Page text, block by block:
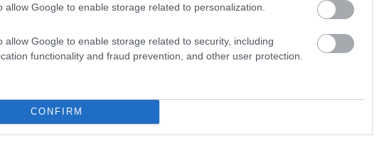
allow Google to enable storage related to personalization.
allow Google to enable storage related to security, including
functionality and fraud prevention, and other user protection.
CONFIRM